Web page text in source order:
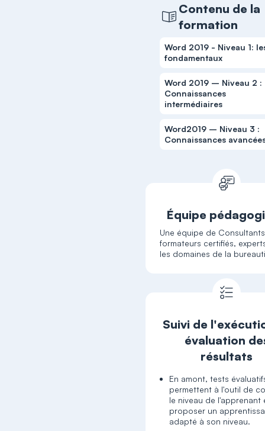
Contenu de la
formation
Word 2019 - Niveau 1:
fondamentaux
Word 2019 – Niveau 2 :
Connaissances
intermédiaires
Word2019 – Niveau 3 :
Connaissances
Équipe
Une équipe de Consultants
formateurs certifiés,
les domaines de la
Suivi de
évaluation
résultats
En amont, tests
permettent à l'outil de
le niveau de l'apprenant
proposer un
adapté à son niveau.